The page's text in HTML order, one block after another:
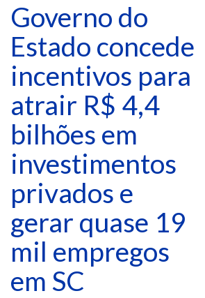
Governo do
Estado concede
incentivos para
atrair R$ 4,4
bilhões em
investimentos
privados e
gerar quase 19
mil empregos
em SC